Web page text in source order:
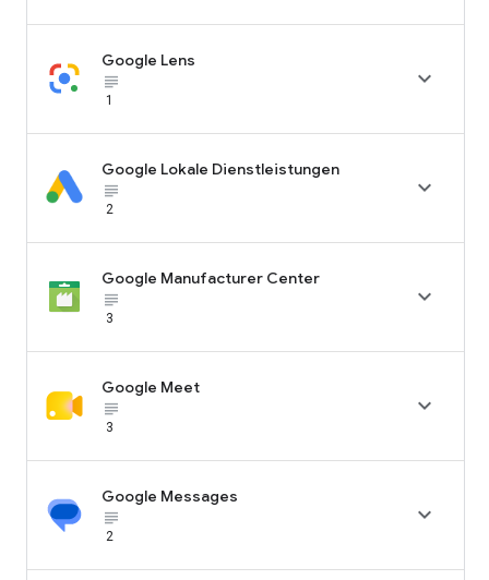
Google Lens
subject_black
1

Google Lokale Dienstleistungen
subject_black
2

Google Manufacturer Center
subject_black
3

Google Meet
subject_black
3

Google Messages
subject_black
2
